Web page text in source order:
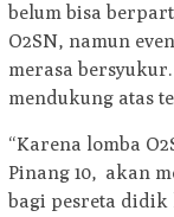
belum bisa
O2SN, namun
merasa
mendukung atas
“Karena lomba
Pinang 10, akan
bagi pesreta